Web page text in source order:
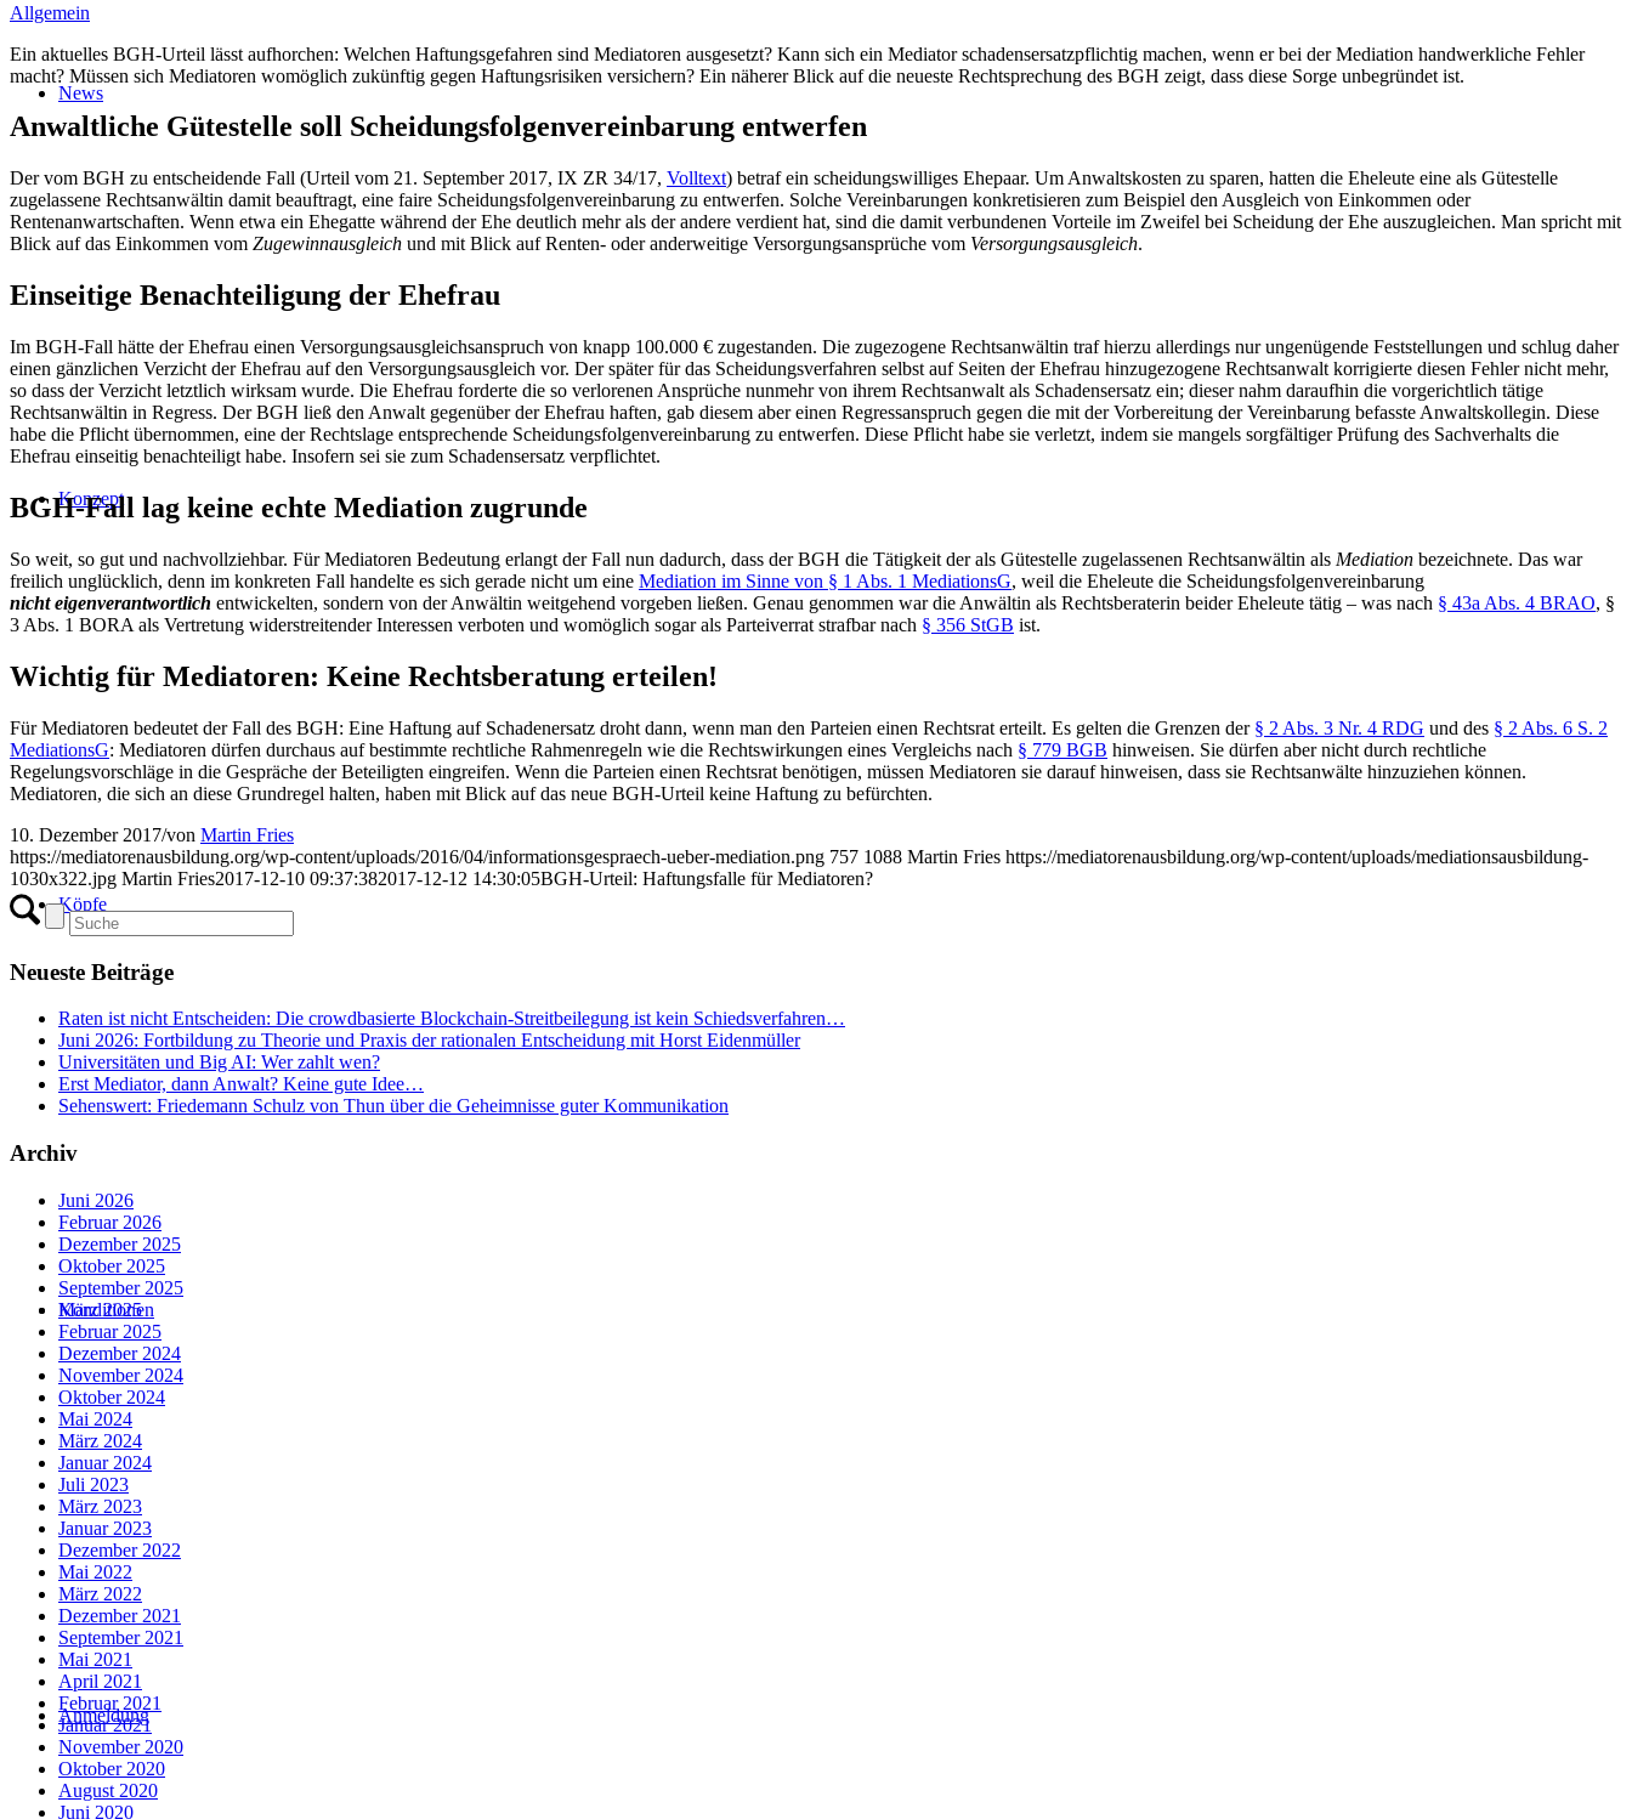
News
Konzept
Köpfe
Konditionen
Anmeldung
Allgemein
Ein aktuelles BGH-Urteil lässt aufhorchen: Welchen Haftungsgefahren sind Mediatoren ausgesetzt? Kann sich ein Mediator schadensersatzpflichtig machen, wenn er bei der Mediation handwerkliche Fehler
macht? Müssen sich Mediatoren womöglich zukünftig gegen Haftungsrisiken versichern? Ein näherer Blick auf die neueste Rechtsprechung des BGH zeigt, dass diese Sorge unbegründet ist.
Anwaltliche Gütestelle soll Scheidungsfolgenvereinbarung entwerfen
Der vom BGH zu entscheidende Fall (Urteil vom 21. September 2017, IX ZR 34/17, Volltext) betraf ein scheidungswilliges Ehepaar. Um Anwaltskosten zu sparen, hatten die Eheleute eine als Gütestelle
zugelassene Rechtsanwältin damit beauftragt, eine faire Scheidungsfolgenvereinbarung zu entwerfen. Solche Vereinbarungen konkretisieren zum Beispiel den Ausgleich von Einkommen oder
Rentenanwartschaften. Wenn etwa ein Ehegatte während der Ehe deutlich mehr als der andere verdient hat, sind die damit verbundenen Vorteile im Zweifel bei Scheidung der Ehe auszugleichen. Man spricht mit
Blick auf das Einkommen vom Zugewinnausgleich und mit Blick auf Renten- oder anderweitige Versorgungsansprüche vom Versorgungsausgleich.
Einseitige Benachteiligung der Ehefrau
Im BGH-Fall hätte der Ehefrau einen Versorgungsausgleichsanspruch von knapp 100.000 € zugestanden. Die zugezogene Rechtsanwältin traf hierzu allerdings nur ungenügende Feststellungen und schlug daher
einen gänzlichen Verzicht der Ehefrau auf den Versorgungsausgleich vor. Der später für das Scheidungsverfahren selbst auf Seiten der Ehefrau hinzugezogene Rechtsanwalt korrigierte diesen Fehler nicht mehr,
so dass der Verzicht letztlich wirksam wurde. Die Ehefrau forderte die so verlorenen Ansprüche nunmehr von ihrem Rechtsanwalt als Schadensersatz ein; dieser nahm daraufhin die vorgerichtlich tätige
Rechtsanwältin in Regress. Der BGH ließ den Anwalt gegenüber der Ehefrau haften, gab diesem aber einen Regressanspruch gegen die mit der Vorbereitung der Vereinbarung befasste Anwaltskollegin. Diese
habe die Pflicht übernommen, eine der Rechtslage entsprechende Scheidungsfolgenvereinbarung zu entwerfen. Diese Pflicht habe sie verletzt, indem sie mangels sorgfältiger Prüfung des Sachverhalts die
Ehefrau einseitig benachteiligt habe. Insofern sei sie zum Schadensersatz verpflichtet.
BGH-Fall lag keine echte Mediation zugrunde
So weit, so gut und nachvollziehbar. Für Mediatoren Bedeutung erlangt der Fall nun dadurch, dass der BGH die Tätigkeit der als Gütestelle zugelassenen Rechtsanwältin als Mediation bezeichnete. Das war
freilich unglücklich, denn im konkreten Fall handelte es sich gerade nicht um eine Mediation im Sinne von § 1 Abs. 1 MediationsG, weil die Eheleute die Scheidungsfolgenvereinbarung
nicht eigenverantwortlich entwickelten, sondern von der Anwältin weitgehend vorgeben ließen. Genau genommen war die Anwältin als Rechtsberaterin beider Eheleute tätig – was nach § 43a Abs. 4 BRAO, §
3 Abs. 1 BORA als Vertretung widerstreitender Interessen verboten und womöglich sogar als Parteiverrat strafbar nach § 356 StGB ist.
Wichtig für Mediatoren: Keine Rechtsberatung erteilen!
Für Mediatoren bedeutet der Fall des BGH: Eine Haftung auf Schadenersatz droht dann, wenn man den Parteien einen Rechtsrat erteilt. Es gelten die Grenzen der § 2 Abs. 3 Nr. 4 RDG und des § 2 Abs. 6 S. 2
MediationsG: Mediatoren dürfen durchaus auf bestimmte rechtliche Rahmenregeln wie die Rechtswirkungen eines Vergleichs nach § 779 BGB hinweisen. Sie dürfen aber nicht durch rechtliche
Regelungsvorschläge in die Gespräche der Beteiligten eingreifen. Wenn die Parteien einen Rechtsrat benötigen, müssen Mediatoren sie darauf hinweisen, dass sie Rechtsanwälte hinzuziehen können.
Mediatoren, die sich an diese Grundregel halten, haben mit Blick auf das neue BGH-Urteil keine Haftung zu befürchten.
10. Dezember 2017/von Martin Fries
https://mediatorenausbildung.org/wp-content/uploads/2016/04/informationsgespraech-ueber-mediation.png 757 1088 Martin Fries https://mediatorenausbildung.org/wp-content/uploads/mediationsausbildung-
1030x322.jpg Martin Fries2017-12-10 09:37:382017-12-12 14:30:05BGH-Urteil: Haftungsfalle für Mediatoren?
Neueste Beiträge
Raten ist nicht Entscheiden: Die crowdbasierte Blockchain-Streitbeilegung ist kein Schiedsverfahren…
Juni 2026: Fortbildung zu Theorie und Praxis der rationalen Entscheidung mit Horst Eidenmüller
Universitäten und Big AI: Wer zahlt wen?
Erst Mediator, dann Anwalt? Keine gute Idee…
Sehenswert: Friedemann Schulz von Thun über die Geheimnisse guter Kommunikation
Archiv
Juni 2026
Februar 2026
Dezember 2025
Oktober 2025
September 2025
März 2025
Februar 2025
Dezember 2024
November 2024
Oktober 2024
Mai 2024
März 2024
Januar 2024
Juli 2023
März 2023
Januar 2023
Dezember 2022
Mai 2022
März 2022
Dezember 2021
September 2021
Mai 2021
April 2021
Februar 2021
Januar 2021
November 2020
Oktober 2020
August 2020
Juni 2020